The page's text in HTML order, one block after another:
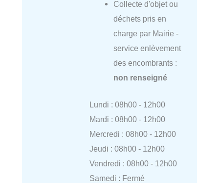
Collecte d'objet ou
déchets pris en
charge par Mairie -
service enlèvement
des encombrants :
non renseigné
Lundi : 08h00 - 12h00
Mardi : 08h00 - 12h00
Mercredi : 08h00 - 12h00
Jeudi : 08h00 - 12h00
Vendredi : 08h00 - 12h00
Samedi : Fermé